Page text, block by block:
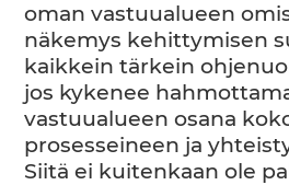
oman vastuualueen
näkemys kehittymisen
kaikkein tärkein
jos kykenee
vastuualueen osana
prosesseineen ja
Siitä ei kuitenkaan ole